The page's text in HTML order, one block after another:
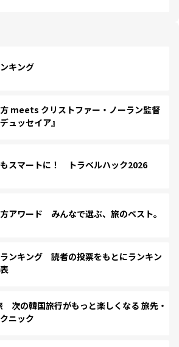
キング
meets クリストファー・ノーラン監督
ュッセイア』
スマートに！ トラベルハック2026
アワード みんなで選ぶ、旅のベスト。
ンキング 読者の投票をもとにランキン
次の韓国旅行がもっと楽しくなる 旅先・
ニック